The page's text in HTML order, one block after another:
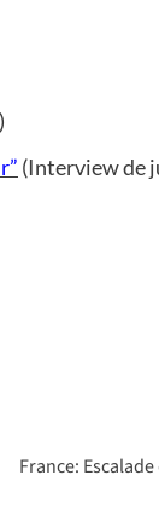
(Interview de
France: